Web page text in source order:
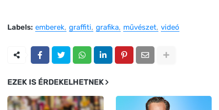
Labels: emberek graffiti grafika művészet videó
EZEK IS ÉRDEKELHETNEK